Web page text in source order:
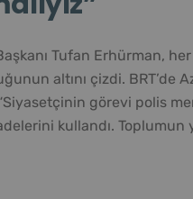
Tufan Erhürman,
altını çizdi. BRT’de
görevi polis
kullandı. Toplumun